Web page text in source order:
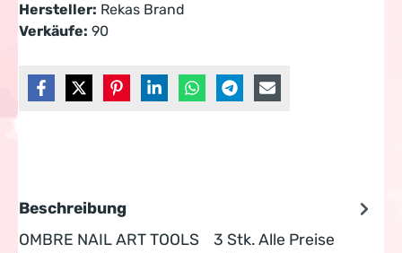
Hersteller: Rekas Brand
Verkäufe: 90
Beschreibung
OMBRE NAIL ART TOOLS 3 Stk. Alle Preise